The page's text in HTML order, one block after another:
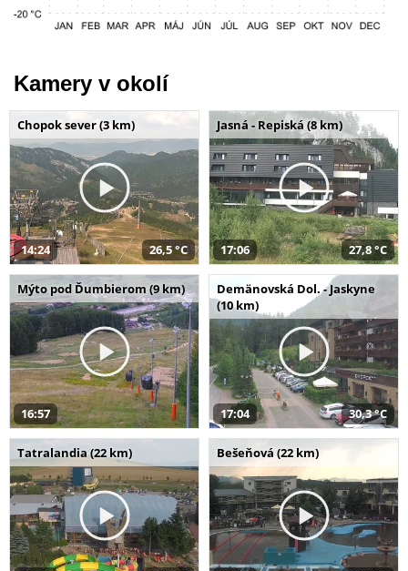
Kamery v okolí
Chopok sever (3 km)
14:24 26,5 °C
Jasná - Repiská (8 km)
17:06 27,8 °C
Mýto pod Ďumbierom (9 km)
16:57
Demänovská Dol. - Jaskyne
(10 km)
17:04 30,3 °C
Tatralandia (22 km) Bešeňová (22 km)